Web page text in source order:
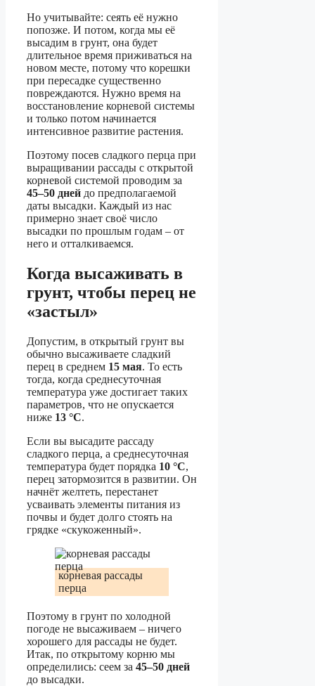
Но учитывайте: сеять её нужно
попозже. И потом, когда мы её
высадим в грунт, она будет
длительное время приживаться на
новом месте, потому что корешки
при пересадке существенно
повреждаются. Нужно время на
восстановление корневой системы
и только потом начинается
интенсивное развитие растения.
Поэтому посев сладкого перца при
выращивании рассады с открытой
корневой системой проводим за
45–50 дней до предполагаемой
даты высадки. Каждый из нас
примерно знает своё число
высадки по прошлым годам – от
него и отталкиваемся.
Когда высаживать в
грунт, чтобы перец не
«застыл»
Допустим, в открытый грунт вы
обычно высаживаете сладкий
перец в среднем 15 мая. То есть
тогда, когда среднесуточная
температура уже достигает таких
параметров, что не опускается
ниже 13 °C.
Если вы высадите рассаду
сладкого перца, а среднесуточная
температура будет порядка 10 °C,
перец затормозится в развитии. Он
начнёт желтеть, перестанет
усваивать элементы питания из
почвы и будет долго стоять на
грядке «скукоженный».
корневая рассады
перца
Поэтому в грунт по холодной
погоде не высаживаем – ничего
хорошего для рассады не будет.
Итак, по открытому корню мы
определились: сеем за 45–50 дней
до высадки.